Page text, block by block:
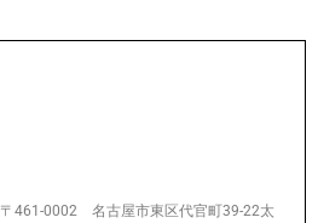
461-0002 名古屋市東区代官町39-22太